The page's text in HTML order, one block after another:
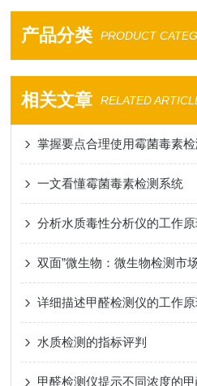
产品分类 PRODUCT
相关文章 RELATED
掌握要点合理使用霉菌毒素
一文看懂霉菌毒素检测系统
分析水质毒性分析仪的工作原
双面”微生物：微生物检测市
详细描述甲醛检测仪的工作
水质检测的指标评判
甲醛检测仪提示不同浓度的